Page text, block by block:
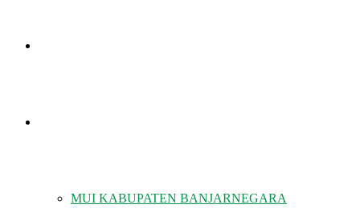
MUI KABUPATEN BANJARNEGARA